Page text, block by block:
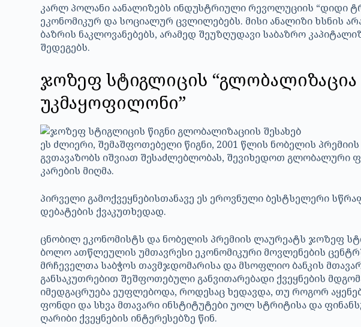
კარლ პოლანი აანალიზებს ინდუსტრიული რევოლუციის “დიდი
ეკონომიკურ და სოციალურ ცვლილებებს. მისი ანალიზი ხსნის
ბაზრის ნაკლოვანებებს, არამედ შეუზღუდავი საბაზრო
შედეგებს.
ჯოზეფ სტიგლიცის “გლობალიზაცია
უკმაყოფილონი”
ეს ძლიერი, შემაშფოთებელი წიგნი, 2001 წლის ნობელის
გვთავაზობს იშვიათ შესაძლებლობას, შევიხედოთ გლობალური
კარების მიღმა.
პირველი გამოქვეყნებისთანავე ეს ეროვნული ბესტსელერი
დებატების ქვაკუთხედად.
ცნობილ ეკონომისტს და ნობელის პრემიის ლაურეატს ჯოზეფ
ბოლო ათწლეულის უმთავრესი ეკონომიკური მოვლენების
მრჩეველთა საბჭოს თავმჯდომარისა და მსოფლიო ბანკის
განსაკუთრებით შეშფოთებული განვითარებადი ქვეყნების
იმედგაცრუება ეუფლებოდა, როდესაც ხედავდა, თუ როგორ
ფონდი და სხვა მთავარი ინსტიტუტები უოლ სტრიტისა და
ღარიბი ქვეყნების ინტერესებზე წინ.